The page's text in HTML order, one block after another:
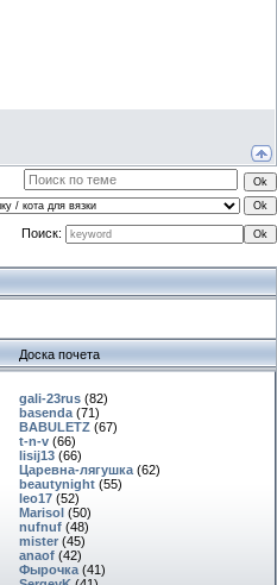
Поиск:
Доска почета
gali-23rus (82)
basenda (71)
BABULETZ (67)
t-n-v (66)
lisij13 (66)
Царевна-лягушка (62)
beautynight (55)
leo17 (52)
Marisol (50)
nufnuf (48)
mister (45)
anaof (42)
Фырочка (41)